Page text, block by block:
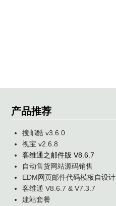
产品推荐
搜邮酷 v3.6.0
视宝 v2.6.8
客维通之邮件版 V8.6.7
自动售货网站源码销售
EDM网页邮件代码模板自设计
客维通 V8.6.7 & V7.3.7
建站套餐